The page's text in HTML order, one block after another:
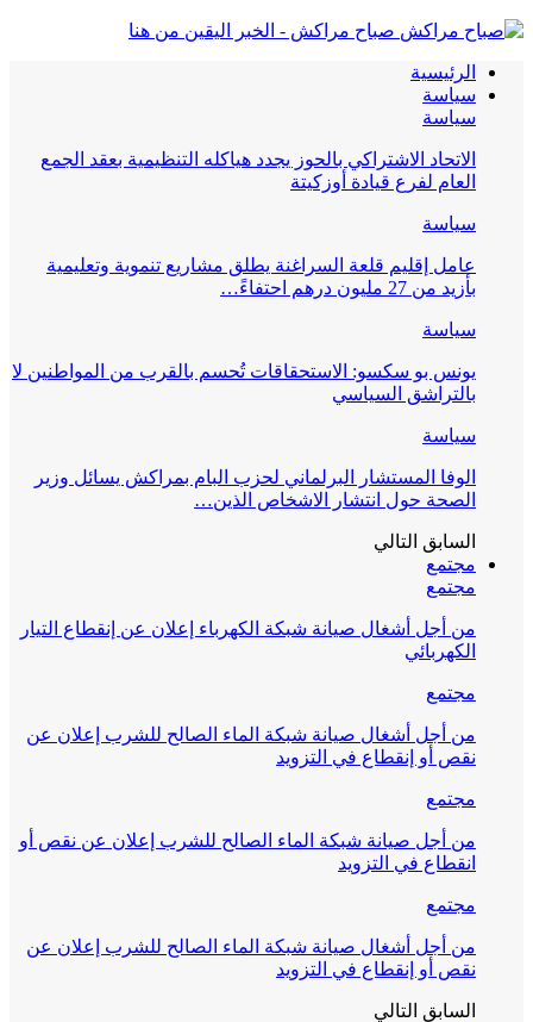
صباح مراكش - الخبر اليقين من هنا
الرئيسية
سياسة
سياسة
الاتحاد الاشتراكي بالحوز يجدد هياكله التنظيمية بعقد الجمع
العام لفرع قيادة أوزكيتة
سياسة
عامل إقليم قلعة السراغنة يطلق مشاريع تنموية وتعليمية
بأزيد من 27 مليون درهم احتفاءً…
سياسة
يونس بو سكسو: الاستحقاقات تُحسم بالقرب من المواطنين لا
بالتراشق السياسي
سياسة
الوفا المستشار البرلماني لحزب البام بمراكش يسائل وزير
الصحة حول انتشار الاشخاص الذين…
السابق التالي
مجتمع
مجتمع
من أجل أشغال صيانة شبكة الكهرباء إعلان عن إنقطاع التيار
الكهربائي
مجتمع
من أجل أشغال صيانة شبكة الماء الصالح للشرب إعلان عن
نقص أو إنقطاع في التزويد
مجتمع
من أجل صيانة شبكة الماء الصالح للشرب إعلان عن نقص أو
انقطاع في التزويد
مجتمع
من أجل أشغال صيانة شبكة الماء الصالح للشرب إعلان عن
نقص أو إنقطاع في التزويد
السابق التالي